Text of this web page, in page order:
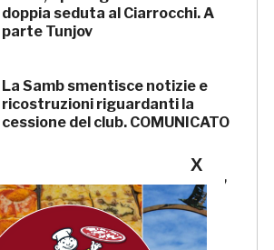
doppia seduta al Ciarrocchi. A
parte Tunjov
La Samb smentisce notizie e
ricostruzioni riguardanti la
cessione del club. COMUNICATO
FOCUS – Giusto criticare Massi,
ma anche riconoscerne i meriti
X